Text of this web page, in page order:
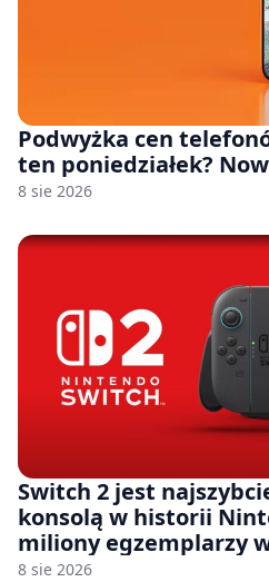
Podwyżka cen
ten poniedziałek?
8 sie 2026
Switch 2 jest
konsolą w historii
miliony egzemplarzy
8 sie 2026